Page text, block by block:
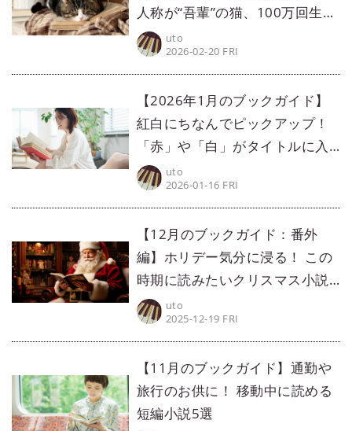
人称が“吾輩”の猫、100万回生き
た猫など、猫がメインの本5選
uto
2026-02-20 FRI
【2026年1月のブックガイド】
紅白にちなんでピックアップ！
「赤」や「白」がタイトルに入
っている小説5選
uto
2026-01-16 FRI
【12月のブックガイド：番外
編】ホリデー気分に浸る！ この
時期に読みたいクリスマス小説5
選
uto
2025-12-19 FRI
【11月のブックガイド】通勤や
旅行のお供に！ 移動中に読める
短編小説5選